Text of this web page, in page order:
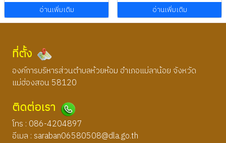
อ่านเพิ่มเติม อ่านเพิ่มเติม
ที่ตั้ง
องค์การบริหารส่วนตำบลห้วยห้อม อำเภอแม่ลาน้อย จังหวัด
แม่ฮ่องสอน 58120
ติดต่อเรา
โทร : 086-4204897
อีเมล : saraban06580508@dla.go.th